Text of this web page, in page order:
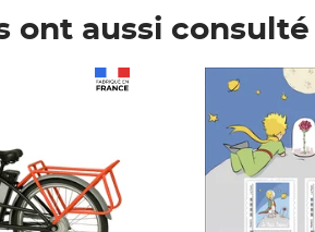
ont aussi consulté
Prix 7,50€